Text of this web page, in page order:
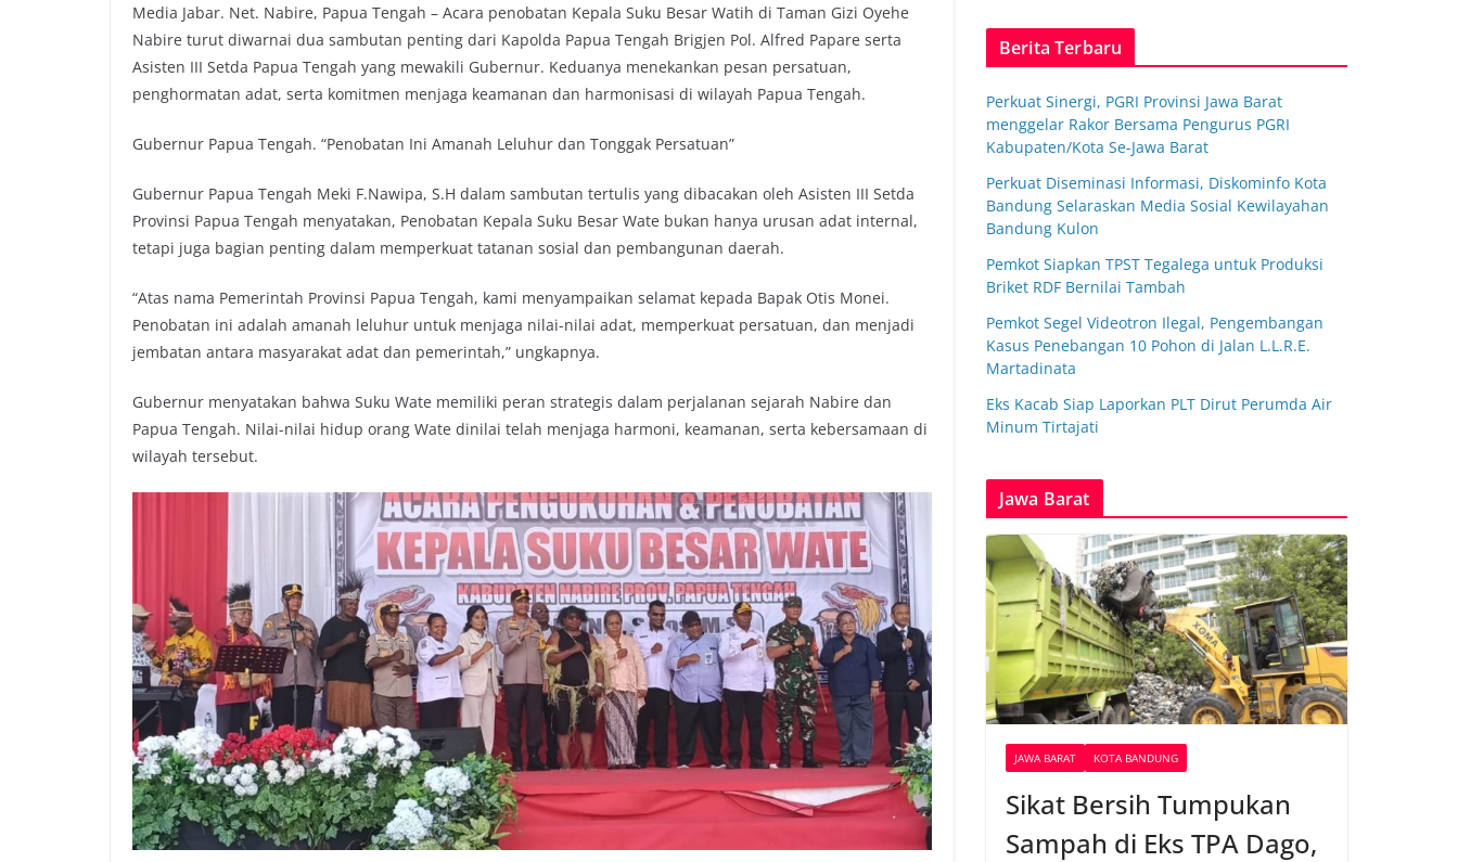
c
e
b
o
k
i
t
t
e
a
t
s
A
p
p
y
L
i
k
Media Jabar. Net. Nabire, Papua Tengah – Acara penobatan Kepala Suku Besar Watih di Taman Gizi Oyehe
Nabire turut diwarnai dua sambutan penting dari Kapolda Papua Tengah Brigjen Pol. Alfred Papare serta
Asisten III Setda Papua Tengah yang mewakili Gubernur. Keduanya menekankan pesan persatuan,
penghormatan adat, serta komitmen menjaga keamanan dan harmonisasi di wilayah Papua Tengah.
Gubernur Papua Tengah. “Penobatan Ini Amanah Leluhur dan Tonggak Persatuan”
Gubernur Papua Tengah Meki F.Nawipa, S.H dalam sambutan tertulis yang dibacakan oleh Asisten III Setda
Provinsi Papua Tengah menyatakan, Penobatan Kepala Suku Besar Wate bukan hanya urusan adat internal,
tetapi juga bagian penting dalam memperkuat tatanan sosial dan pembangunan daerah.
“Atas nama Pemerintah Provinsi Papua Tengah, kami menyampaikan selamat kepada Bapak Otis Monei.
Penobatan ini adalah amanah leluhur untuk menjaga nilai-nilai adat, memperkuat persatuan, dan menjadi
jembatan antara masyarakat adat dan pemerintah,” ungkapnya.
Gubernur menyatakan bahwa Suku Wate memiliki peran strategis dalam perjalanan sejarah Nabire dan
Papua Tengah. Nilai-nilai hidup orang Wate dinilai telah menjaga harmoni, keamanan, serta kebersamaan di
wilayah tersebut.
Berita Terbaru
Perkuat Sinergi, PGRI Provinsi Jawa Barat
menggelar Rakor Bersama Pengurus PGRI
Kabupaten/Kota Se-Jawa Barat
Perkuat Diseminasi Informasi, Diskominfo Kota
Bandung Selaraskan Media Sosial Kewilayahan
Bandung Kulon
Pemkot Siapkan TPST Tegalega untuk Produksi
Briket RDF Bernilai Tambah
Pemkot Segel Videotron Ilegal, Pengembangan
Kasus Penebangan 10 Pohon di Jalan L.L.R.E.
Martadinata
Eks Kacab Siap Laporkan PLT Dirut Perumda Air
Minum Tirtajati
Jawa Barat
JAWA BARAT KOTA BANDUNG
Sikat Bersih Tumpukan
Sampah di Eks TPA Dago,